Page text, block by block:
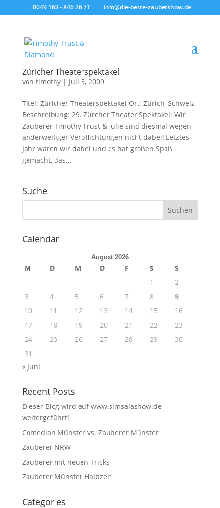
0049 163 - 846 26 71 info@die-beste-zaubershow.de
Züricher Theaterspektakel
von timothy| Juli 5, 2009
Titel: Züricher Theaterspektakel Ort: Zürich, Schweiz
Beschreibung: 29. Zürcher Theater Spektakel: Wir
Zauberer Timothy Trust & Julie sind diesmal wegen
anderweitiger Verpflichtungen nicht dabei! Letztes
Jahr waren wir dabei und es hat großen Spaß
gemacht, das...
Suche
Calendar
August 2026
M D M D F S
S
1
2
3
4 5 6 7 8
9
10
11 12 13 14 15
16
17
18 19 20 21 22
23
24
25 26 27 28 29
30
31
« Juni
Recent Posts
Dieser Blog wird auf www.simsalashow.de
weitergeführt!
Comedian Münster vs. Zauberer Münster
Zauberer NRW
Zauberer mit neuen Tricks
Zauberer Münster Halbzeit
Categories